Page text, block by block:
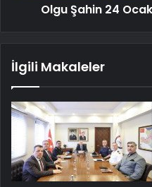
Olgu Şahin 24
İlgili Makaleler